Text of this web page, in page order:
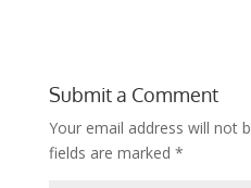
Submit a Comment
Your email address will not
fields are marked *